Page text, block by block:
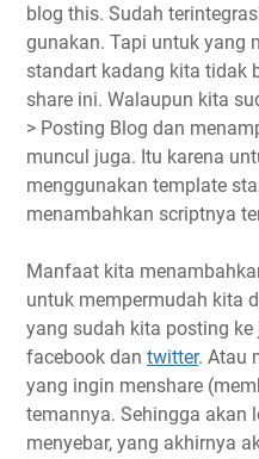
blog this. Sudah
gunakan. Tapi untuk yang
standart kadang kita tidak
share ini. Walaupun kita
> Posting Blog dan
muncul juga. Itu karena
menggunakan template
menambahkan scriptnya
Manfaat kita
untuk mempermudah kita
yang sudah kita posting
facebook dan twitter. Atau
yang ingin menshare
temannya. Sehingga akan
menyebar, yang akhirnya